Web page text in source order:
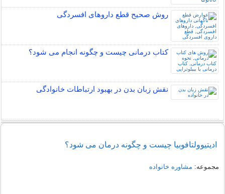
روش صحیح قطع داروهای افسردگی
کتاب درمانی چیست و چگونه انجام می شود؟
نقش زبان بدن در بهبود ارتباطات خانوادگی
ادیتیوولتافوبیا چیست و چگونه درمان می شود؟
مجموعه: مشاوره خانواده